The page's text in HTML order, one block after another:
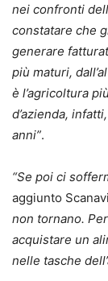
nei confronti
constatare che
generare
più maturi,
è l’agricoltura
d’azienda,
anni”.
“Se poi ci
aggiunto
non tornano.
acquistare un
nelle tasche